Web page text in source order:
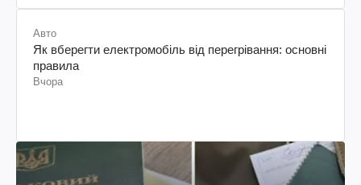
Авто
Як вберегти електромобіль від перегрівання: основні
правила
Вчора